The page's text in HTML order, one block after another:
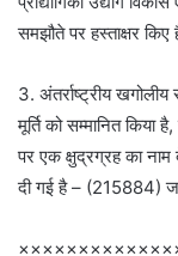
समझौते पर हस्ताक्षर
3. अंतर्राष्ट्रीय
मूर्ति को सम्मानित किया
पर एक क्षुद्रग्रह का
दी गई है – (215884)